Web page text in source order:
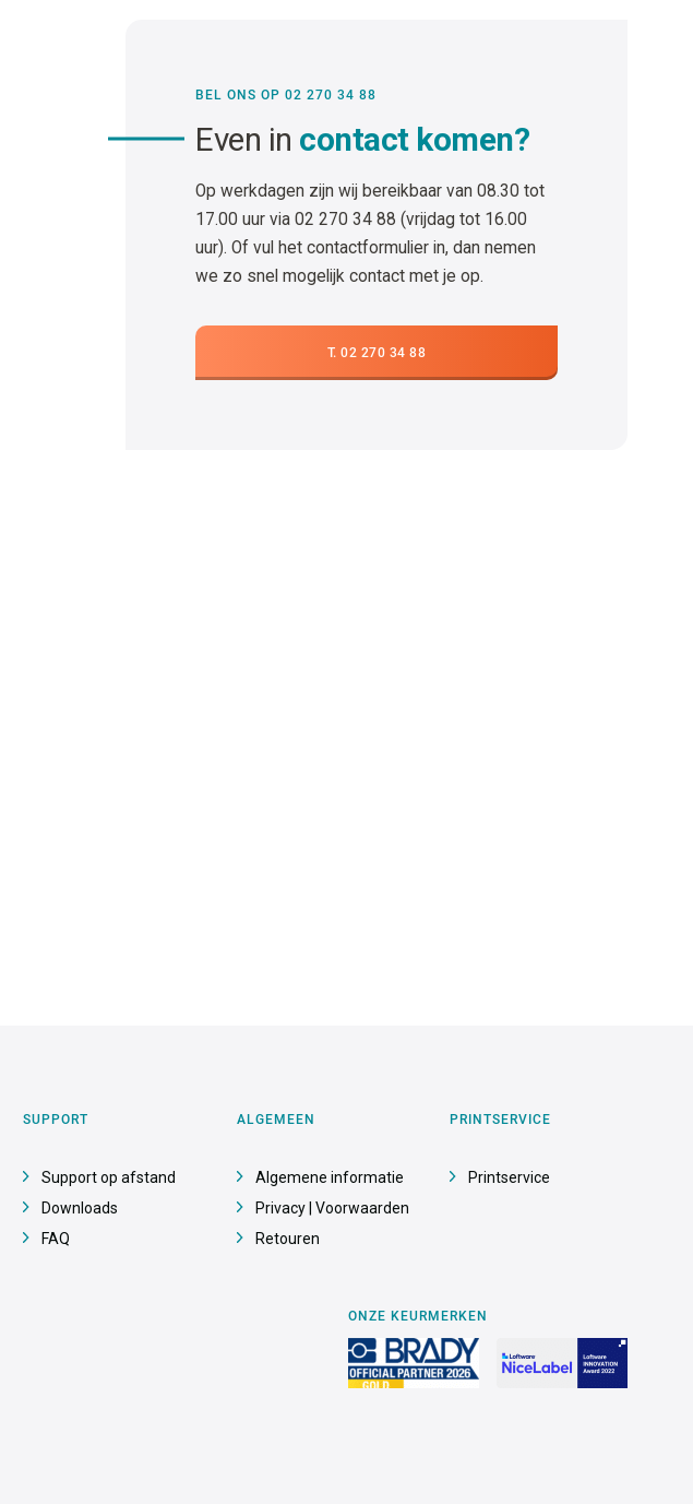
BEL ONS OP 02 270 34 88
Even in contact komen?
Op werkdagen zijn wij bereikbaar van 08.30 tot
17.00 uur via 02 270 34 88 (vrijdag tot 16.00
uur). Of vul het contactformulier in, dan nemen
we zo snel mogelijk contact met je op.
T. 02 270 34 88
SUPPORT
Support op afstand
Downloads
FAQ
ALGEMEEN
Algemene informatie
Privacy | Voorwaarden
Retouren
PRINTSERVICE
Printservice
ONZE KEURMERKEN